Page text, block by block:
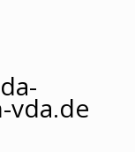
vda.de